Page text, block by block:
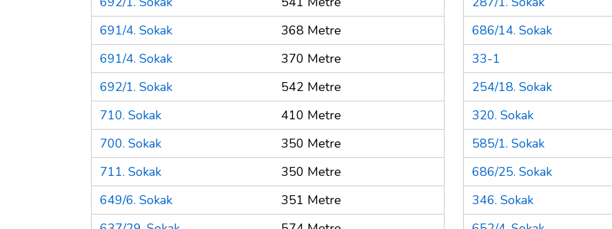
691/4. Sokak
368 Metre
691/4. Sokak
370 Metre
692/1. Sokak
542 Metre
710. Sokak
410 Metre
700. Sokak
350 Metre
711. Sokak
350 Metre
649/6. Sokak
351 Metre
686/14. Sokak
33-1
254/18. Sokak
320. Sokak
585/1. Sokak
686/25. Sokak
346. Sokak